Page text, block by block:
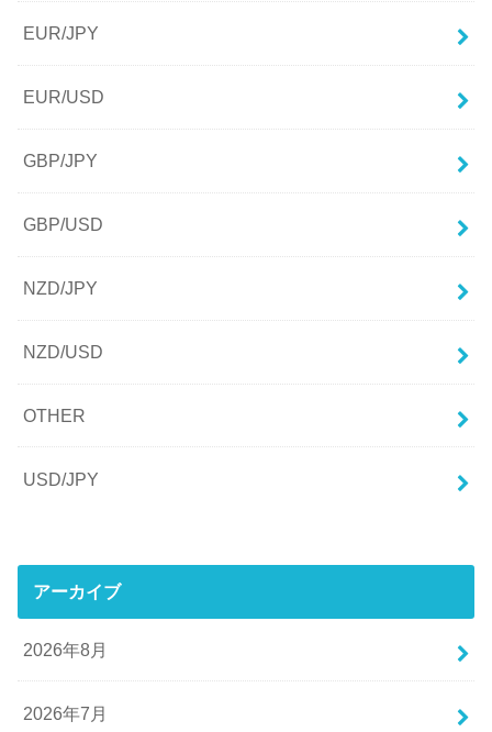
EUR/JPY
EUR/USD
GBP/JPY
GBP/USD
NZD/JPY
NZD/USD
OTHER
USD/JPY
アーカイブ
2026年8月
2026年7月